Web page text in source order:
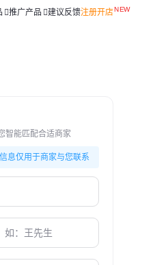
推广产品 建议反馈注册开店
智能匹配合适商家
息仅用于商家与您联系